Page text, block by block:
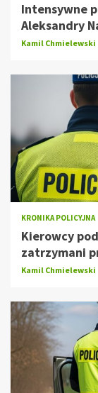
Intensywne
Aleksandry
Kamil Chmielewski
KRONIKA POLICYJNA
Kierowcy
zatrzymani
Kamil Chmielewski